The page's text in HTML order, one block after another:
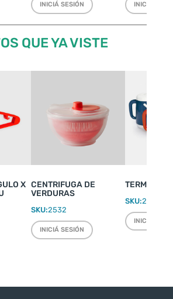
INICIÁ SESIÓN INICIÁ
QUE YA VISTE
X CENTRIFUGA DE
VERDURAS
SKU:2532
INICIÁ SESIÓN
TERMO
SKU:2220
INICIÁ